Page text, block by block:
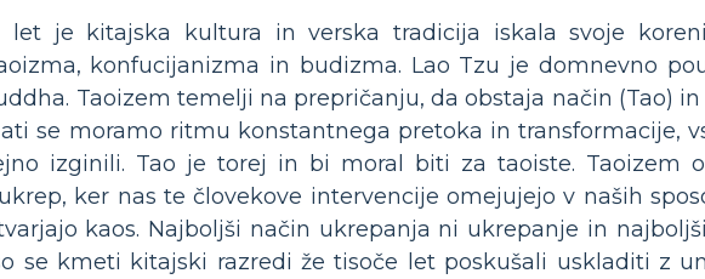
let je kitajska kultura in verska tradicija iskala svoje
konfucijanizma in budizma. Lao Tzu je domnevno
Taoizem temelji na prepričanju, da obstaja način (Tao) in
se moramo ritmu konstantnega pretoka in transformacije,
izginili. Tao je torej in bi moral biti za taoiste. Taoizem
ker nas te človekove intervencije omejujejo v naših
kaos. Najboljši način ukrepanja ni ukrepanje in
se kmeti kitajski razredi že tisoče let poskušali uskladiti z